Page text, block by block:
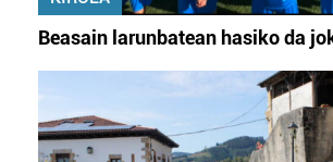
Beasain larunbatean hasiko da